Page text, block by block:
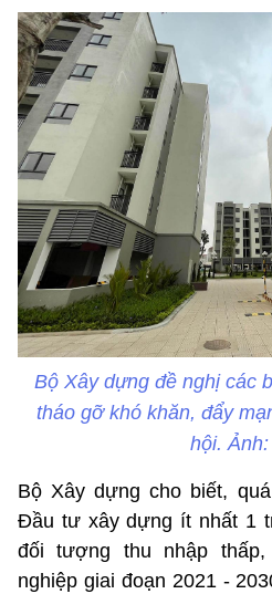
Bộ Xây dựng đề nghị các
tháo gỡ khó khăn, đẩy
hội.
Bộ Xây dựng cho biết,
Đầu tư xây dựng ít nhất 1
đối tượng thu nhập
nghiệp giai đoạn 2021 -